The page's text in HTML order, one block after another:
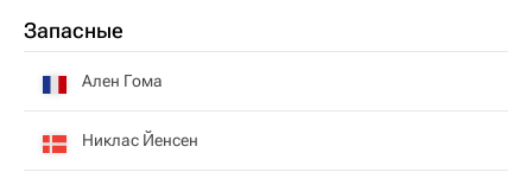
Запасные
Ален Гома
Никлас Йенсен